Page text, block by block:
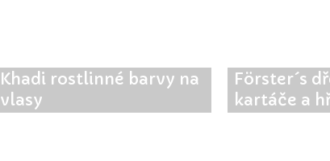
Khadi rostlinné barvy na
vlasy
Förster´s
kartáče a